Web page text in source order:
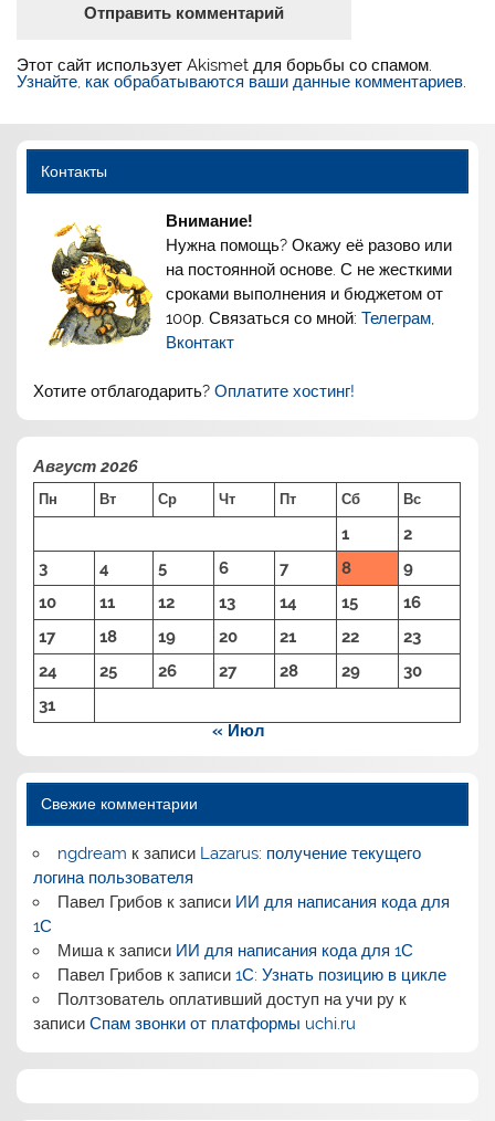
Этот сайт использует Akismet для борьбы со спамом.
Узнайте, как обрабатываются ваши данные комментариев
Контакты
Внимание!
Нужна помощь? Окажу её разово или
на постоянной основе. С не жесткими
сроками выполнения и бюджетом от
100р. Связаться со мной:Телеграм,
Вконтакт
Хотите отблагодарить?Оплатите хостинг!
Август 2026
Пн Вт Ср Чт Пт Сб Вс
1
2
3
4 5 6 7 8
9
10
11 12 13 14 15
16
17
18 19 20 21 22
23
24
25 26 27 28 29
30
31
« Июл
Свежие комментарии
ngdream к записи Lazarus: получение текущего
логина пользователя
Павел Грибовк записи ИИ для написания кода для
1С
Мишак записи ИИ для написания кода для 1С
Павел Грибовк записи 1С: Узнать позицию в цикле
Полтзователь оплативший доступ на учи рук
записиСпам звонки от платформы uchi.ru